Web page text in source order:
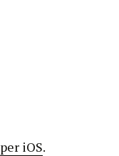
per iOS.